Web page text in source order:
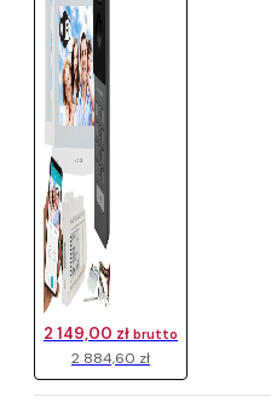
2 884,60 zł
2 149,00 zł brutto